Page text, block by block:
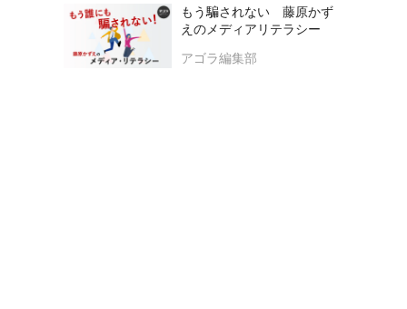
もう騙されない 藤原かず
えのメディアリテラシー
アゴラ編集部